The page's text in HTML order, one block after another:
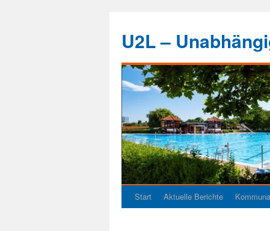
U2L –
Start Aktuelle Berichte